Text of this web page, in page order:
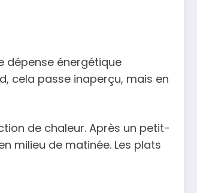
dépense énergétique
cela passe inaperçu, mais en
de chaleur. Après un petit-
milieu de matinée. Les plats